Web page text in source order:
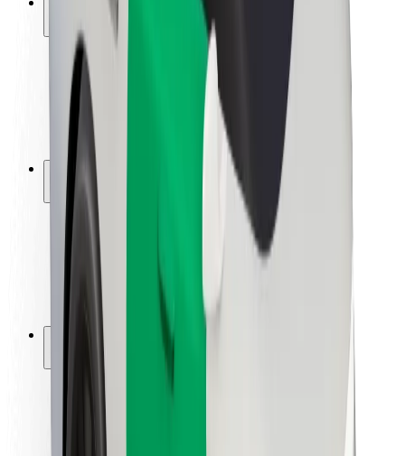
Siguranță pentru pasageri
Siguranță pentru șoferi
Siguranță pe trotinete
Laboratorul de siguranță
Orașe
Locații
Soluții pentru orașe
Aeroporturi
Stații de încărcare Bolt
Serviciul de relații clienți
Pentru curieri